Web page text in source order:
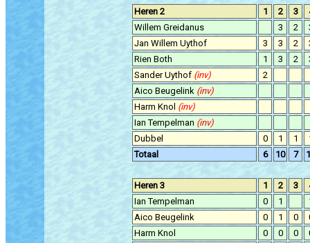
Heren 2 1 2 3
Willem Greidanus
3 2
Jan Willem Uythof
3 3 2
Rien Both
1 3 2
Sander Uythof (inv)
2
Aico Beugelink (inv)
Harm Knol (inv)
Ian Tempelman (inv)
Dubbel
0 1 1
Totaal
6 10 7
Heren 3 1 2 3
Ian Tempelman
0 1
Aico Beugelink
0 1 0
Harm Knol
0 0 0